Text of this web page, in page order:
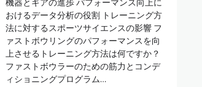
おけるデータ分析の役割 トレーニング方
法に対するスポーツサイエンスの影響 フ
ァストボウリングのパフォーマンスを向
上させるトレーニング方法は何ですか？
ファストボウラーのための筋力とコンデ
ィショニングプログラム…